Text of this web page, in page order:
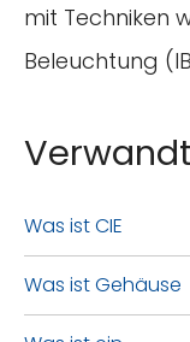
mit Techniken
Beleuchtung
Was ist CIE
Was ist Gehäuse